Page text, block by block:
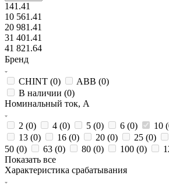
141.41
10 561.41
20 981.41
31 401.41
41 821.64
Бренд
CHINT (0) ABB (0)
В наличии (0)
Номинальный ток, А
2 (0) 4 (0) 5 (0) 6 (0) 10 (
13 (0) 16 (0) 20 (0) 25 (0)
50 (0) 63 (0) 80 (0) 100 (0)
Показать все
Характеристика срабатывания